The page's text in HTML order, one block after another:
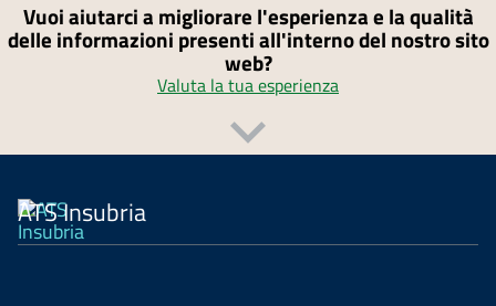
Vuoi aiutarci a migliorare l'esperienza e la qualità
delle informazioni presenti all'interno del nostro sito
web?
Valuta la tua esperienza
ATS Insubria